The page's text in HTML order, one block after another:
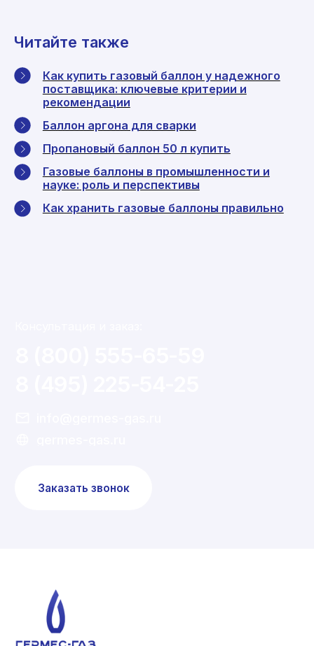
Читайте также
Как купить газовый баллон у надежного
поставщика: ключевые критерии и
рекомендации
Баллон аргона для сварки
Пропановый баллон 50 л купить
Газовые баллоны в промышленности и
науке: роль и перспективы
Как хранить газовые баллоны правильно